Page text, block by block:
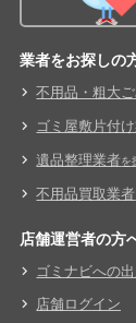
業者をお探しの
不用品・粗大
ゴミ屋敷片付
遺品整理業者を
不用品買取業者
店舗運営者の方
ゴミナビへの
店舗ログイン